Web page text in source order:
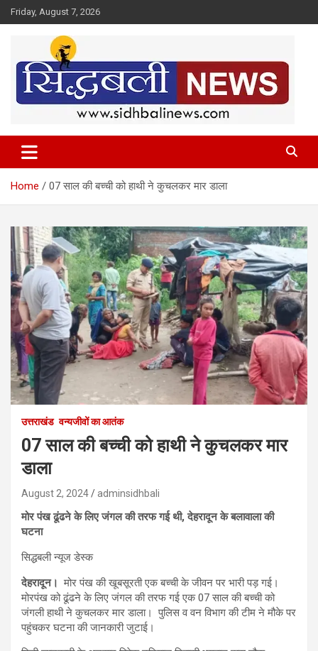
Skip
to
Friday, August 7, 2026
Sidhbali News
Home 07 साल की बच्ची को हाथी ने कुचलकर मार डाला
उत्तराखंड वन्यजीवों का आतंक
07 साल की बच्ची को हाथी ने कुचलकर मार
डाला
August 2, 2024 adminsidhbali
मोर पंख ढूंढने के लिए जंगल की तरफ गई थी, देहरादून के बलावाला की
घटना
सिद्धबली न्यूज डेस्क
देहरादून।मोर पंख की खूबसूरती एक बच्ची के जीवन पर भारी पड़ गई।
मोरपंख को ढूंढने के लिए जंगल की तरफ गई एक 07 साल की बच्ची को
जंगली हाथी ने कुचलकर मार डाला। पुलिस व वन विभाग की टीम ने मौके पर
पहुंचकर घटना की जानकारी जुटाई।